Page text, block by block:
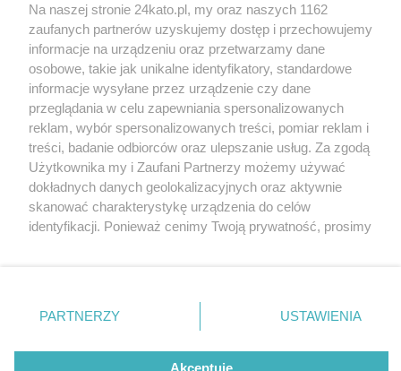
1 / 3
Katowice Miastem
Fachowców 03
Wydawca mediów lokalnych
Nie zapomnij
zapoznać się z:
polityką prywatności regulamin korzystania z portali
Twojemiasto
Piekary Śląskie
Chorzów
Tarnowskie Góry
Gliwice
Skontakuj sięz nami
Kontakt
Wydawca
Redakcja
Na naszej stronie 24kato.pl, my oraz naszych 1162
zaufanych partnerów uzyskujemy dostęp i przechowujemy
informacje na urządzeniu oraz przetwarzamy dane
osobowe, takie jak unikalne identyfikatory, standardowe
informacje wysyłane przez urządzenie czy dane
przeglądania w celu zapewniania spersonalizowanych
reklam, wybór spersonalizowanych treści, pomiar reklam i
treści, badanie odbiorców oraz ulepszanie usług. Za zgodą
Użytkownika my i Zaufani Partnerzy możemy używać
dokładnych danych geolokalizacyjnych oraz aktywnie
skanować charakterystykę urządzenia do celów
identyfikacji. Ponieważ cenimy Twoją prywatność, prosimy
prywatności znajdujący się w lewym dolnym rogu strony
. Niektóre rodzaje przetwarzania danych nie wymagają
zgody użytkownika, ale masz prawo sprzeciwić się
takiemu przetwarzaniu. Preferencje będą miały
PARTNERZY USTAWIENIA
Akceptuję